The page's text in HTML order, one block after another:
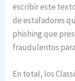
escribir este
de estafadores
phishing que
fraudulentos
En total, los